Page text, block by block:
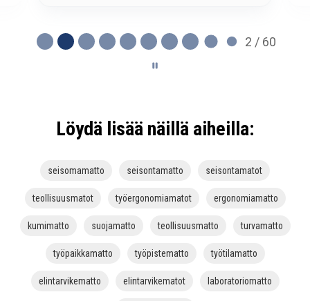
2 / 60
Löydä lisää näillä aiheilla:
seisomamatto seisontamatto seisontamatot
teollisuusmatot työergonomiamatot ergonomiamatto
kumimatto suojamatto teollisuusmatto turvamatto
työpaikkamatto työpistematto työtilamatto
elintarvikematto elintarvikematot laboratoriomatto